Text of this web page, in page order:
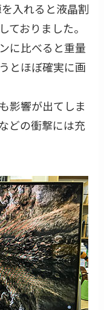
入れると液晶割
ておりました。
に比べると重量
とほぼ確実に画
影響が出てしま
どの衝撃には充